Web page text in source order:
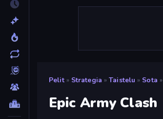
Pelit » Strategia » Taistelu » Sota »
Epic Army Clash